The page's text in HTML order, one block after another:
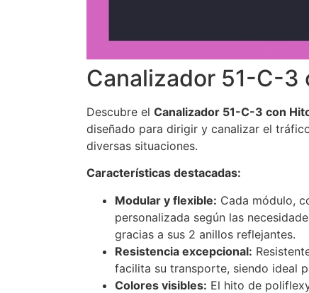
Canalizador 51-C-3
Descubre el Canalizador 51-C-3 con
diseñado para dirigir y canalizar el
diversas situaciones.
Características destacadas:
Modular y flexible: Cada módulo,
personalizada según las
gracias a sus 2 anillos reflejantes.
Resistencia excepcional:
facilita su transporte, siendo ideal
Colores visibles: El hito de